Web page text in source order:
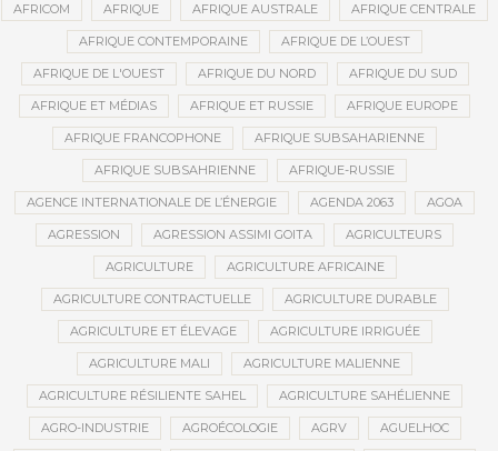
AFRICOM AFRIQUE AFRIQUE AUSTRALE AFRIQUE CENTRALE
AFRIQUE CONTEMPORAINE AFRIQUE DE L’OUEST
AFRIQUE DE L'OUEST AFRIQUE DU NORD AFRIQUE DU SUD
AFRIQUE ET MÉDIAS AFRIQUE ET RUSSIE AFRIQUE EUROPE
AFRIQUE FRANCOPHONE AFRIQUE SUBSAHARIENNE
AFRIQUE SUBSAHRIENNE AFRIQUE-RUSSIE
AGENCE INTERNATIONALE DE L’ÉNERGIE AGENDA 2063 AGOA
AGRESSION AGRESSION ASSIMI GOITA AGRICULTEURS
AGRICULTURE AGRICULTURE AFRICAINE
AGRICULTURE CONTRACTUELLE AGRICULTURE DURABLE
AGRICULTURE ET ÉLEVAGE AGRICULTURE IRRIGUÉE
AGRICULTURE MALI AGRICULTURE MALIENNE
AGRICULTURE RÉSILIENTE SAHEL AGRICULTURE SAHÉLIENNE
AGRO-INDUSTRIE AGROÉCOLOGIE AGRV AGUELHOC